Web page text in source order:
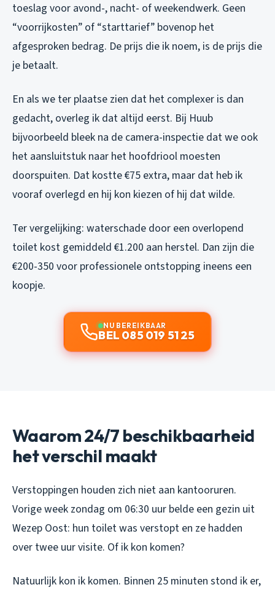
toeslag voor avond-, nacht- of weekendwerk. Geen
“voorrijkosten” of “starttarief” bovenop het
afgesproken bedrag. De prijs die ik noem, is de prijs die
je betaalt.
En als we ter plaatse zien dat het complexer is dan
gedacht, overleg ik dat altijd eerst. Bij Huub
bijvoorbeeld bleek na de camera-inspectie dat we ook
het aansluitstuk naar het hoofdriool moesten
doorspuiten. Dat kostte €75 extra, maar dat heb ik
vooraf overlegd en hij kon kiezen of hij dat wilde.
Ter vergelijking: waterschade door een overlopend
toilet kost gemiddeld €1.200 aan herstel. Dan zijn die
€200-350 voor professionele ontstopping ineens een
koopje.
NU BEREIKBAAR
BEL 085 019 51 25
Waarom 24/7 beschikbaarheid
het verschil maakt
Verstoppingen houden zich niet aan kantooruren.
Vorige week zondag om 06:30 uur belde een gezin uit
Wezep Oost: hun toilet was verstopt en ze hadden
over twee uur visite. Of ik kon komen?
Natuurlijk kon ik komen. Binnen 25 minuten stond ik er,